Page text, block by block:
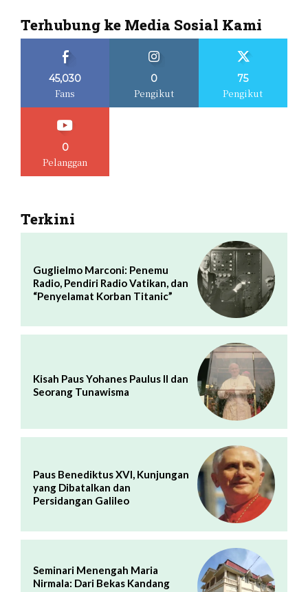
Terhubung ke Media Sosial Kami
45,030
Fans
0
Pengikut
75
Pengikut
0
Pelanggan
Terkini
Guglielmo Marconi: Penemu
Radio, Pendiri Radio Vatikan, dan
“Penyelamat Korban Titanic”
Kisah Paus Yohanes Paulus II dan
Seorang Tunawisma
Paus Benediktus XVI, Kunjungan
yang Dibatalkan dan
Persidangan Galileo
Seminari Menengah Maria
Nirmala: Dari Bekas Kandang